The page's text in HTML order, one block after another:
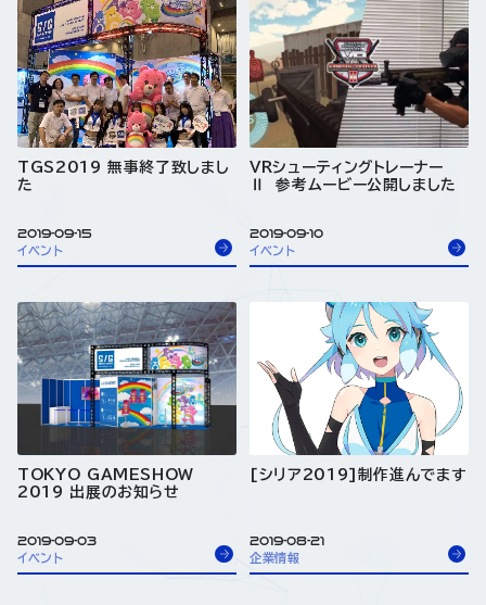
TGS2019 無事終了致しまし
た
2019-09-15
イベント
VRシューティングトレーナー
Ⅱ 参考ムービー公開しました
2019-09-10
イベント
TOKYO GAMESHOW
2019 出展のお知らせ
2019-09-03
イベント
[シリア2019]制作進んでます
2019-08-21
企業情報